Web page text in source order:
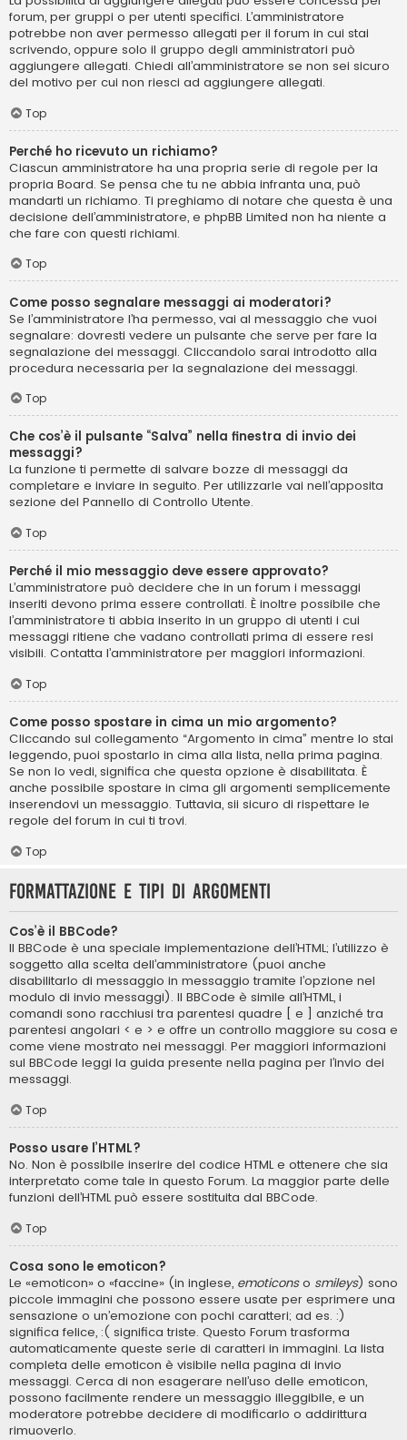
forum, per gruppi o per utenti specifici. L’amministratore
potrebbe non aver permesso allegati per il forum in cui stai
scrivendo, oppure solo il gruppo degli amministratori può
aggiungere allegati. Chiedi all’amministratore se non sei sicuro
del motivo per cui non riesci ad aggiungere allegati.
Top
Perché ho ricevuto un richiamo?
Ciascun amministratore ha una propria serie di regole per la
propria Board. Se pensa che tu ne abbia infranta una, può
mandarti un richiamo. Ti preghiamo di notare che questa è una
decisione dell’amministratore, e phpBB Limited non ha niente a
che fare con questi richiami.
Top
Come posso segnalare messaggi ai moderatori?
Se l’amministratore l’ha permesso, vai al messaggio che vuoi
segnalare: dovresti vedere un pulsante che serve per fare la
segnalazione dei messaggi. Cliccandolo sarai introdotto alla
procedura necessaria per la segnalazione dei messaggi.
Top
Che cos’è il pulsante “Salva” nella finestra di invio dei
messaggi?
La funzione ti permette di salvare bozze di messaggi da
completare e inviare in seguito. Per utilizzarle vai nell’apposita
sezione del Pannello di Controllo Utente.
Top
Perché il mio messaggio deve essere approvato?
L’amministratore può decidere che in un forum i messaggi
inseriti devono prima essere controllati. È inoltre possibile che
l’amministratore ti abbia inserito in un gruppo di utenti i cui
messaggi ritiene che vadano controllati prima di essere resi
visibili. Contatta l’amministratore per maggiori informazioni.
Top
Come posso spostare in cima un mio argomento?
Cliccando sul collegamento “Argomento in cima” mentre lo stai
leggendo, puoi spostarlo in cima alla lista, nella prima pagina.
Se non lo vedi, significa che questa opzione è disabilitata. È
anche possibile spostare in cima gli argomenti semplicemente
inserendovi un messaggio. Tuttavia, sii sicuro di rispettare le
regole del forum in cui ti trovi.
Top
Formattazione e tipi di argomenti
Cos’è il BBCode?
Il BBCode è una speciale implementazione dell’HTML; l’utilizzo è
soggetto alla scelta dell’amministratore (puoi anche
disabilitarlo di messaggio in messaggio tramite l’opzione nel
modulo di invio messaggi). Il BBCode è simile all’HTML, i
comandi sono racchiusi tra parentesi quadre [ e ] anziché tra
parentesi angolari < e > e offre un controllo maggiore su cosa e
come viene mostrato nei messaggi. Per maggiori informazioni
sul BBCode leggi la guida presente nella pagina per l’invio dei
messaggi.
Top
Posso usare l’HTML?
No. Non è possibile inserire del codice HTML e ottenere che sia
interpretato come tale in questo Forum. La maggior parte delle
funzioni dell’HTML può essere sostituita dal BBCode.
Top
Cosa sono le emoticon?
Le «emoticon» o «faccine» (in inglese, emoticonso smileys) sono
piccole immagini che possono essere usate per esprimere una
sensazione o un’emozione con pochi caratteri; ad es. :)
significa felice, :( significa triste. Questo Forum trasforma
automaticamente queste serie di caratteri in immagini. La lista
completa delle emoticon è visibile nella pagina di invio
messaggi. Cerca di non esagerare nell’uso delle emoticon,
possono facilmente rendere un messaggio illeggibile, e un
moderatore potrebbe decidere di modificarlo o addirittura
rimuoverlo.